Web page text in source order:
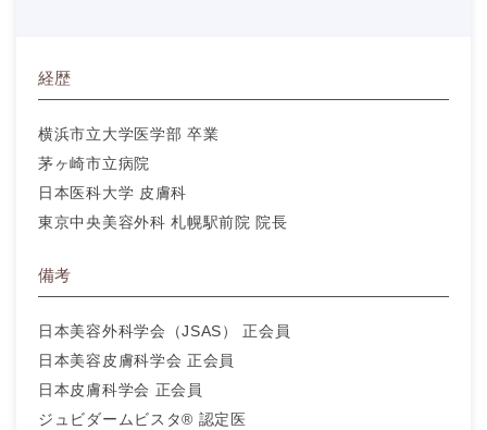
経歴
横浜市立大学医学部 卒業
茅ヶ崎市立病院
日本医科大学 皮膚科
東京中央美容外科 札幌駅前院 院長
備考
日本美容外科学会（JSAS） 正会員
日本美容皮膚科学会 正会員
日本皮膚科学会 正会員
ジュビダームビスタ® 認定医